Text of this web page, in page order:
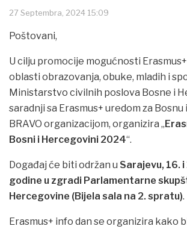
27 Septembra, 2024 15:09
Poštovani,
U cilju promocije mogućnosti
oblasti obrazovanja, obuke, mladih i
Ministarstvo civilnih poslova Bosne i
saradnji sa Erasmus+ uredom za
BRAVO organizacijom, organizira „
Bosni i Hercegovini 2024“.
Događaj će biti održan u Sarajevu, 16.
godine u zgradi Parlamentarne
Hercegovine (Bijela sala na 2. spratu).
Erasmus+ info dan se organizira kako